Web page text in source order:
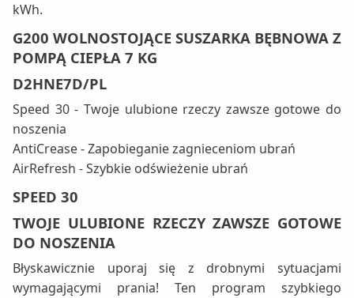
kWh.
G200 WOLNOSTOJĄCE SUSZARKA BĘBNOWA Z
POMPĄ CIEPŁA 7 KG
D2HNE7D/PL
Speed 30 - Twoje ulubione rzeczy zawsze gotowe do
noszenia
AntiCrease - Zapobieganie zagnieceniom ubrań
AirRefresh - Szybkie odświeżenie ubrań
SPEED 30
TWOJE ULUBIONE RZECZY ZAWSZE GOTOWE
DO NOSZENIA
Błyskawicznie uporaj się z drobnymi sytuacjami
wymagającymi prania! Ten program szybkiego